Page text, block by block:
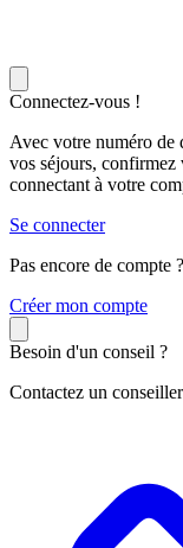
Connectez-vous !
Avec votre numéro de
vos séjours, confirmez
connectant à votre
Se connecter
Pas encore de compte ?
Créer mon compte
Besoin d'un conseil ?
Contactez un